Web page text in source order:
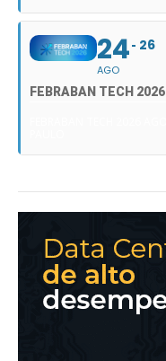
24
AGO
26
FEBRABAN TECH 2026